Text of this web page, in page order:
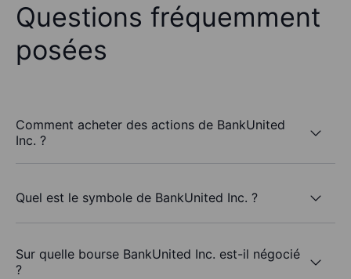
Questions fréquemment
posées
Comment acheter des actions de BankUnited
Inc. ?
Quel est le symbole de BankUnited Inc. ?
Sur quelle bourse BankUnited Inc. est-il négocié
?